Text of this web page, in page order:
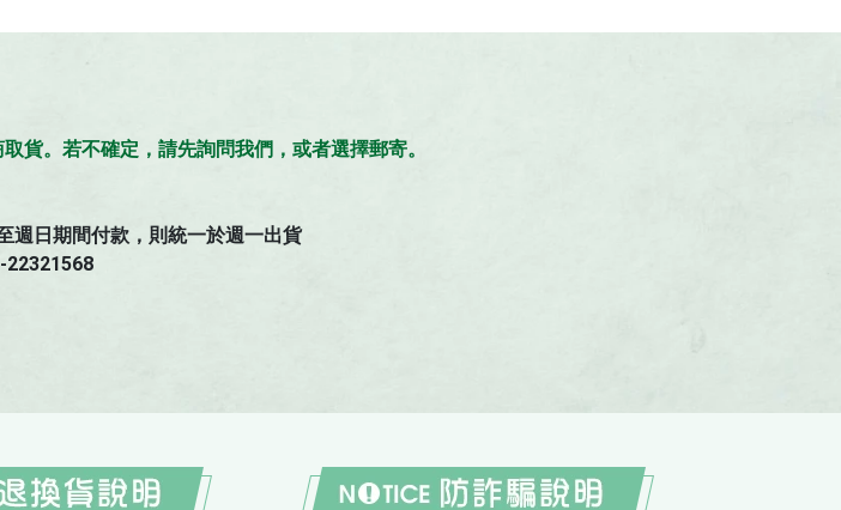
貨。若不確定，請先詢問我們，或者選擇郵寄。
週日期間付款，則統一於週一出貨
22321568